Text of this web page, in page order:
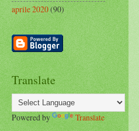
aprile 2020(90)
Translate
Powered by Translate